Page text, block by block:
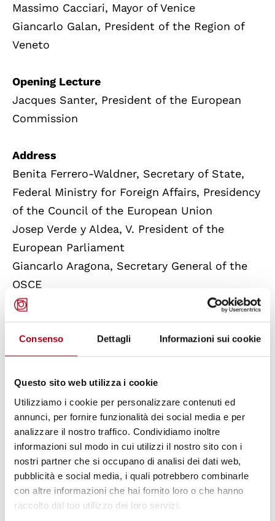
Consenso Dettagli Informazioni sui cookie
Questo sito web utilizza i cookie
Utilizziamo i cookie per personalizzare contenuti ed
annunci, per fornire funzionalità dei social media e per
analizzare il nostro traffico. Condividiamo inoltre
informazioni sul modo in cui utilizzi il nostro sito con i
nostri partner che si occupano di analisi dei dati web,
pubblicità e social media, i quali potrebbero combinarle
con altre informazioni che hai fornito loro o che hanno
raccolto dal tuo utilizzo dei loro servizi.
Massimo Cacciari, Mayor of Venice
Giancarlo Galan, President of the Region of
Veneto
Opening Lecture
Jacques Santer, President of the European
Commission
Address
Benita Ferrero-Waldner, Secretary of State,
Federal Ministry for Foreign Affairs, Presidency
of the Council of the European Union
Josep Verde y Aldea, V. President of the
European Parliament
Giancarlo Aragona, Secretary General of the
OSCE
Short Report
Antonio Papisca, Director of the European
Master’s Programme on Human Rights and
Democratization
Short speeches by the Representatives of the
Partecipating Universities
Åbo Akademi University, Ruhr University
Bochum, University of Coimbra, University of
Deusto Bilbao, National University of Ireland
Dublin, University of Essex, Catholic University